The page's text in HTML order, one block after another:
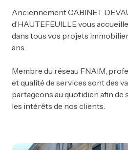
Anciennement CABINET
d’HAUTEFEUILLE vous
dans tous vos projets
ans.
Membre du réseau FNAIM,
et qualité de services sont des
partageons au quotidien afin de
les intérêts de nos clients.